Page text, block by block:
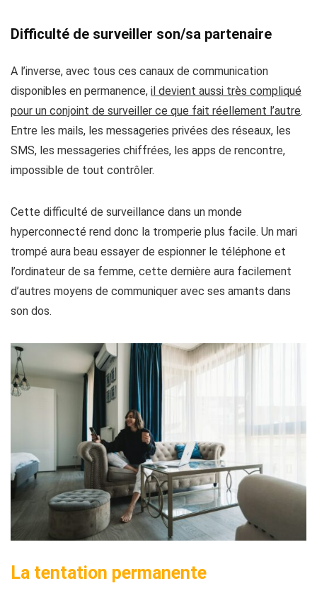
Difficulté de surveiller son/sa partenaire
A l’inverse, avec tous ces canaux de communication
disponibles en permanence, il devient aussi très compliqué
pour un conjoint de surveiller ce que fait réellement l’autre.
Entre les mails, les messageries privées des réseaux, les
SMS, les messageries chiffrées, les apps de rencontre,
impossible de tout contrôler.
Cette difficulté de surveillance dans un monde
hyperconnecté rend donc la tromperie plus facile. Un mari
trompé aura beau essayer de espionner le téléphone et
l’ordinateur de sa femme, cette dernière aura facilement
d’autres moyens de communiquer avec ses amants dans
son dos.
La tentation permanente